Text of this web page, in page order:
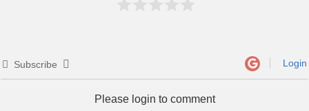
Subscribe Login
Please login to comment